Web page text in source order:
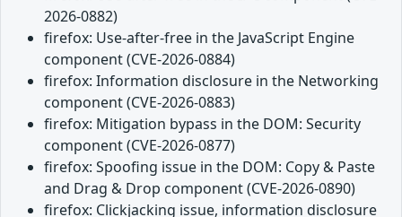
2026-0882)
firefox: Use-after-free in the JavaScript Engine
component (CVE-2026-0884)
firefox: Information disclosure in the Networking
component (CVE-2026-0883)
firefox: Mitigation bypass in the DOM: Security
component (CVE-2026-0877)
firefox: Spoofing issue in the DOM: Copy & Paste
and Drag & Drop component (CVE-2026-0890)
firefox: Clickjacking issue, information disclosure